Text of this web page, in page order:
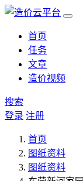
首页
任务
文章
造价视频
搜索
登录 注册
首页
图纸资料
图纸资料